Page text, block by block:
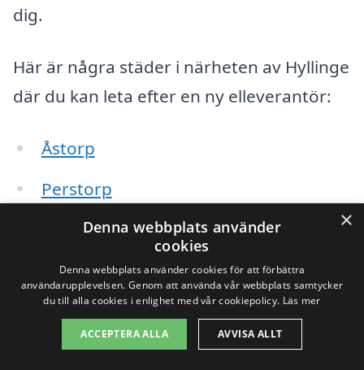
dig.
Här är några städer i närheten av Hyllinge
där du kan leta efter en ny elleverantör:
Åstorp
Perstorp
Teckomatorp
Kvidinge
Norra Åkarp
Bjuv
×
Denna webbplats använder
cookies
Denna webbplats använder cookies för att förbättra
användarupplevelsen. Genom att använda vår webbplats samtycker
du till alla cookies i enlighet med vår cookiepolicy. Läs mer
ACCEPTERA ALLA AVVISA ALLT